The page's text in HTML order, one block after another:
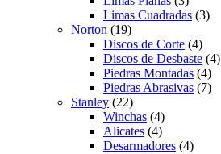
Limas Cuadradas (3)
Norton (19)
Discos de Corte (4)
Discos de Desbaste (4)
Piedras Montadas (4)
Piedras Abrasivas (7)
Stanley (22)
Winchas (4)
Alicates (4)
Desarmadores (4)